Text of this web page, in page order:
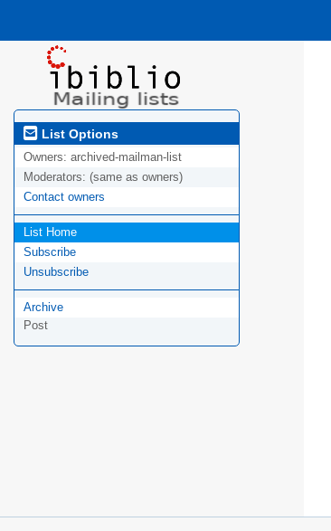
List Options
Owners: archived-mailman-list
Moderators: (same as owners)
Contact owners
List Home
Subscribe
Unsubscribe
Archive
Post